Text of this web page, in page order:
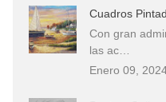
Cuadros
Con gran
las ac…
Enero 09,